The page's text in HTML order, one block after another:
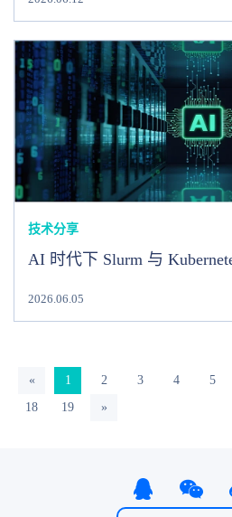
技术分享
AI 时代下 Slurm 与
2026.06.05
« 1 2 3 4 5
18
19 »